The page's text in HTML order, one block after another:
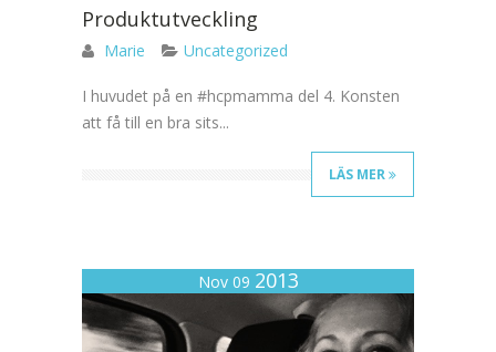
Produktutveckling
Marie Uncategorized
I huvudet på en #hcpmamma del 4. Konsten
att få till en bra sits...
LÄS MER
Nov 09 2013